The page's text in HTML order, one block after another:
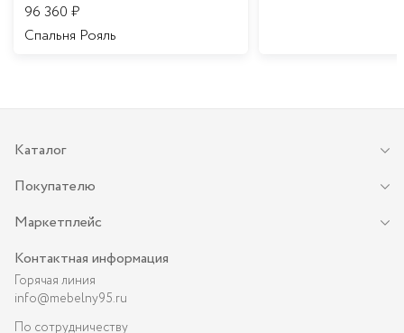
96 360 ₽
Спальня Рояль
Каталог
Покупателю
Маркетплейс
Контактная информация
Горячая линия
info@mebelny95.ru
По сотрудничеству